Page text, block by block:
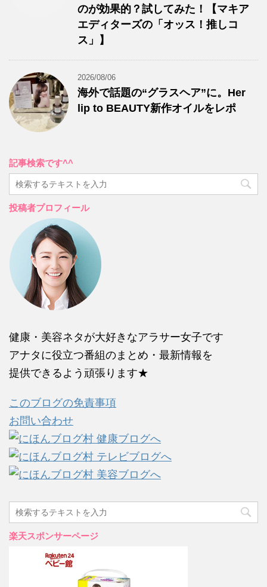
のが効果的？試してみた！【マキア
エディターズの「オッス！推しコ
ス」】
2026/08/06
海外で話題の“グラスヘア”に。Her
lip to BEAUTY新作オイルをレポ
記事検索です^^
投稿者プロフィール
健康・美容ネタが大好きなアラサー女子です
アナタに役立つ番組のまとめ・最新情報を
提供できるよう頑張ります★
このブログの免責事項
お問い合わせ
楽天スポンサーページ